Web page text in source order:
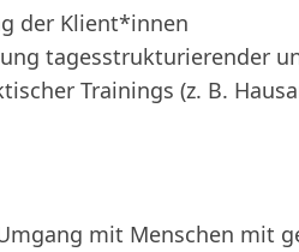
der Klient*innen
tagesstrukturierender
Trainings (z. B.
mit Menschen mit